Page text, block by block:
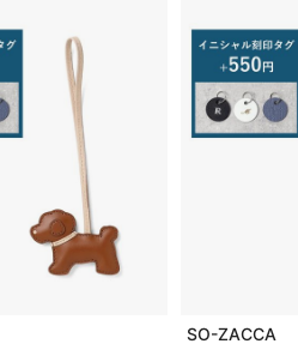
SO-ZACCA